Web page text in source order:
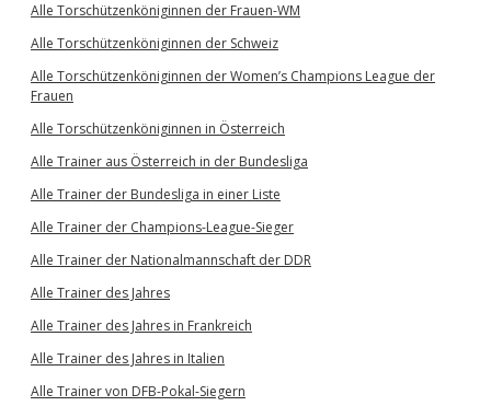
Alle Torschützenköniginnen der Frauen-WM
Alle Torschützenköniginnen der Schweiz
Alle Torschützenköniginnen der Women’s Champions League der
Frauen
Alle Torschützenköniginnen in Österreich
Alle Trainer aus Österreich in der Bundesliga
Alle Trainer der Bundesliga in einer Liste
Alle Trainer der Champions-League-Sieger
Alle Trainer der Nationalmannschaft der DDR
Alle Trainer des Jahres
Alle Trainer des Jahres in Frankreich
Alle Trainer des Jahres in Italien
Alle Trainer von DFB-Pokal-Siegern